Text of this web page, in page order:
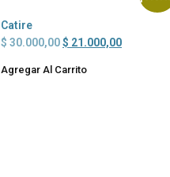
Catire
$ 30.000,00$ 21.000,00
Agregar Al Carrito